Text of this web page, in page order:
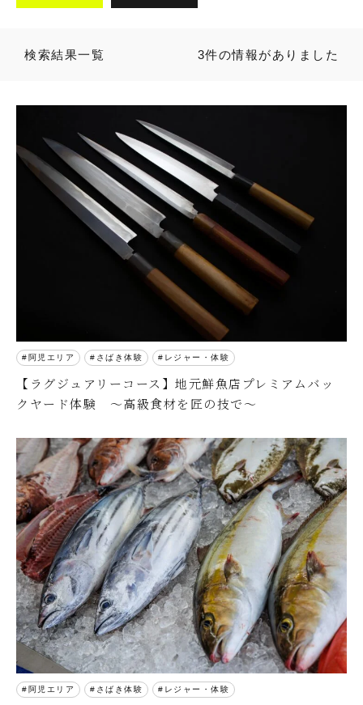
検索結果一覧 3件の情報がありました
阿児エリア さばき体験 レジャー・体験
【ラグジュアリーコース】地元鮮魚店プレミアムバッ
クヤード体験 ～高級食材を匠の技で～
阿児エリア さばき体験 レジャー・体験